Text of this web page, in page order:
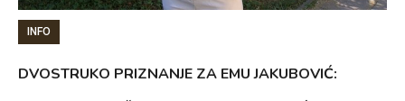
INFO
DVOSTRUKO PRIZNANJE ZA EMU JAKUBOVIĆ: